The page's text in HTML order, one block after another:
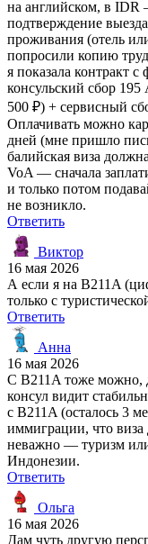
на английском, в IDR
подтверждение
проживания (отель
попросили копию
я показала контракт
консульский сбор
500 ₽) + сервисный
Оплачивать можно
дней (мне пришло
балийская виза
VoA — сначала
и только потом
не возникло.
Ответить
Виктор
16 мая 2026
А если я на B211A
только с
Ответить
Анна
16 мая 2026
С B211A тоже можно,
консул видит
с B211A (осталось 3
иммиграции, что виза
неважно — туризм или
Индонезии.
Ответить
Ольга
16 мая 2026
Дам чуть другую